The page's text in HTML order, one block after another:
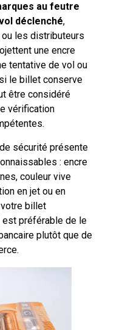
au feutre
déclenché,
les distributeurs
une encre
tentative de vol ou
le billet conserve
être considéré
vérification
sécurité présente
: encre
couleur vive
en jet ou en
votre billet
préférable de le
plutôt que de